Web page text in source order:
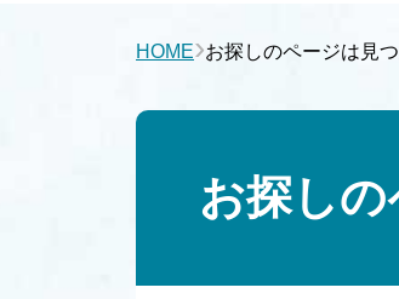
HOME›お探しのページは見
お探し